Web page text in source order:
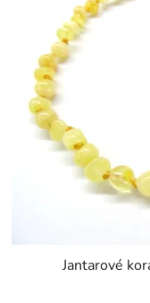
Jantarové